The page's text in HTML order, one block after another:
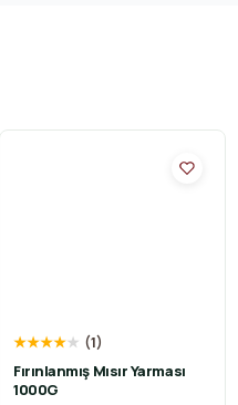
★★★★★ (1)
Fırınlanmış Mısır Yarması
1000G